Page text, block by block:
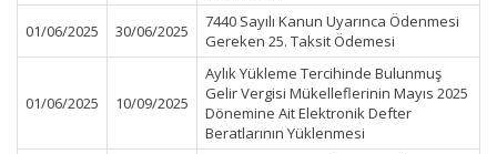
01/06/2025 30/06/2025
7440 Sayılı Kanun Uyarınca Ödenmesi
Gereken 25. Taksit Ödemesi
01/06/2025 10/09/2025
Aylık Yükleme Tercihinde Bulunmuş
Gelir Vergisi Mükelleflerinin Mayıs 2025
Dönemine Ait Elektronik Defter
Beratlarının Yüklenmesi